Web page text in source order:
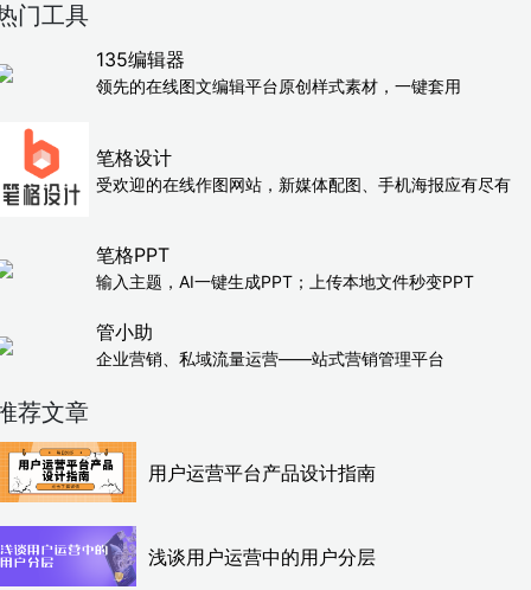
门工具
135编辑器
领先的在线图文编辑平台原创样式素材，一键套用
笔格设计
受欢迎的在线作图网站，新媒体配图、手机海报应有尽有
笔格PPT
输入主题，AI一键生成PPT；上传本地文件秒变PPT
管小助
企业营销、私域流量运营——站式营销管理平台
荐文章
用户运营平台产品设计指南
浅谈用户运营中的用户分层